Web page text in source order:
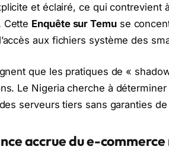
et éclairé, ce qui contrevient
Cette Enquête sur Temuse
aux fichiers système des
que les pratiques de «
Le Nigeria cherche à déterminer
serveurs tiers sans garanties
accrue du e-